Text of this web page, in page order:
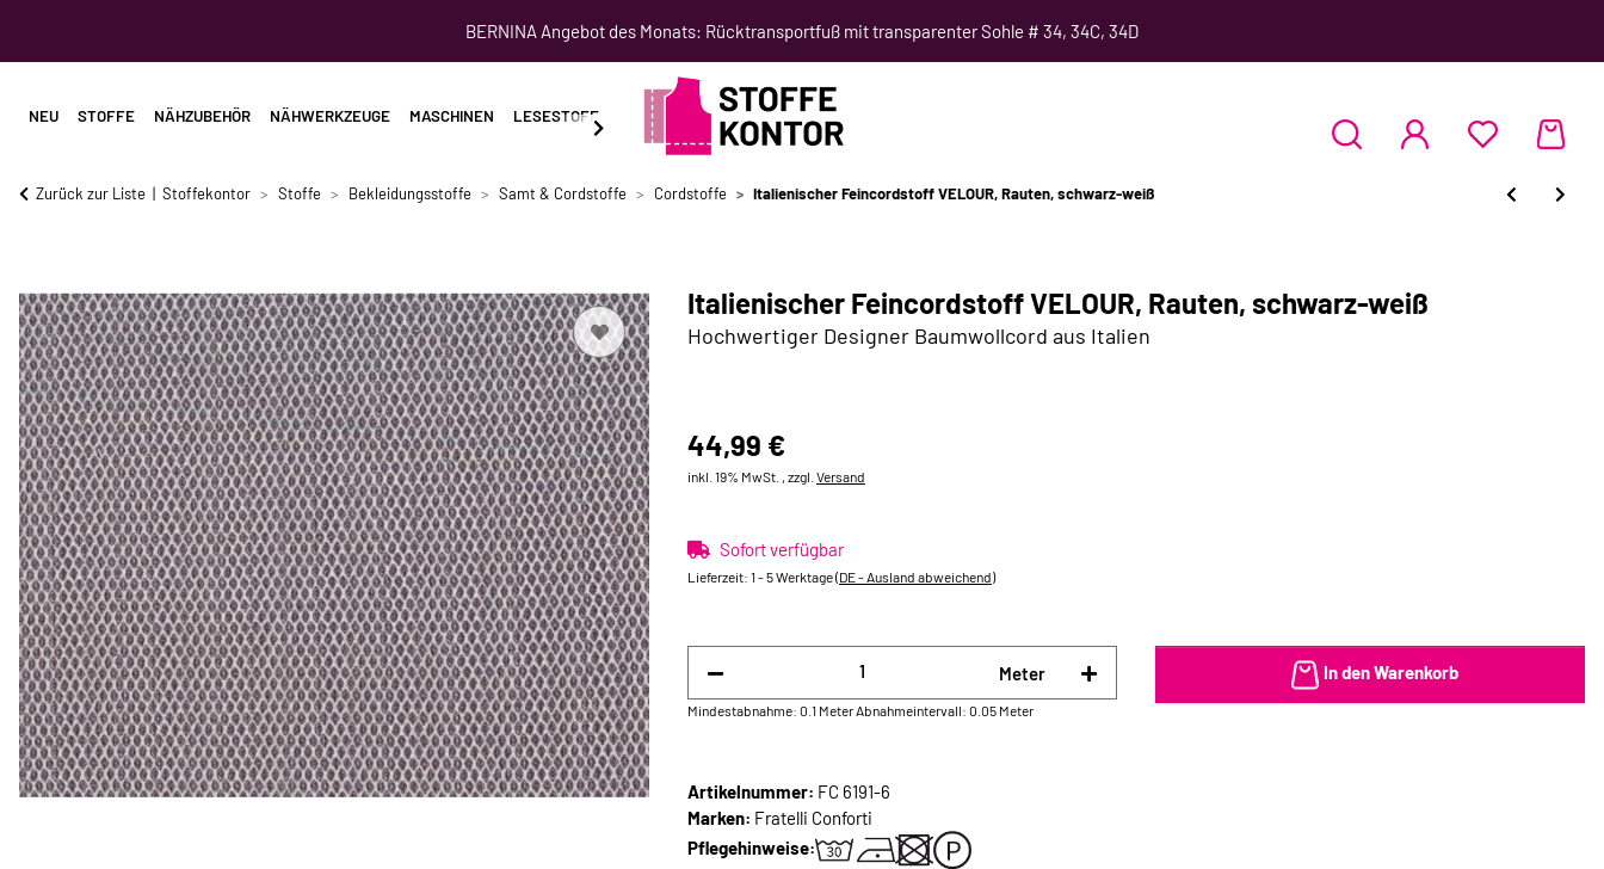
BERNINA Angebot des Monats: Rücktransportfuß mit transparenter Sohle # 34, 34C, 34D
NEU STOFFE NÄHZUBEHÖR NÄHWERKZEUGE MASCHINEN LESESTOFF SCHNITTMUSTER NÄHKURSE
Zurück zur Liste Stoffekontor Stoffe Bekleidungsstoffe Samt & Cordstoffe Cordstoffe Italienischer Feincordstoff VELOUR, Rauten, schwarz-weiß
Italienischer Feincordstoff VELOUR, Rauten, schwarz-weiß
Hochwertiger Designer Baumwollcord aus Italien
44,99 €
inkl. 19% MwSt. , zzgl. Versand
Sofort verfügbar
Lieferzeit: 1 - 5 Werktage(DE - Ausland abweichend)
Meter
Mindestabnahme: 0.1 MeterAbnahmeintervall: 0.05 Meter
In den Warenkorb
Artikelnummer: FC 6191-6
Marken: Fratelli Conforti
Pflegehinweise: